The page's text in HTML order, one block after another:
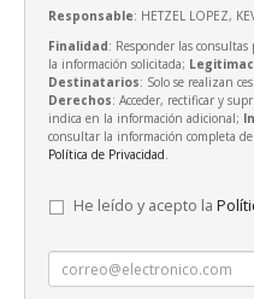
Responsable: HETZEL LOPEZ,
Finalidad: Responder las
la información solicitada;
Destinatarios: Solo se realizan
Derechos: Acceder, rectificar y
indica en la información adicional;
consultar la información completa
Política de Privacidad.
He leído y acepto la